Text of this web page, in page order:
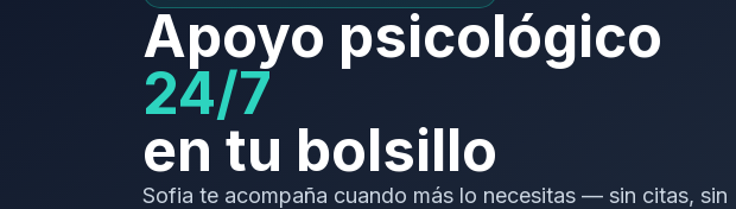
Apoyo psicológico
24/7
en tu bolsillo
Sofia te acompaña cuando más lo necesitas — sin citas, sin